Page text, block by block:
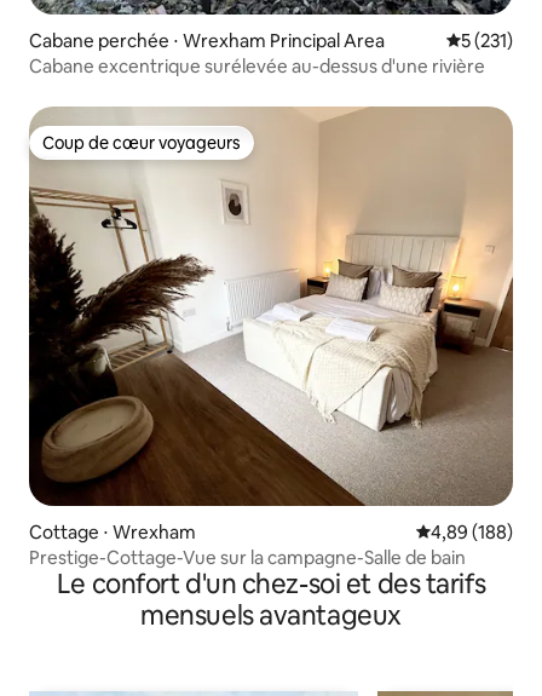
Cabane perchée ⋅ Wrexham Principal Area Évaluation
5 (231)
Cabane excentrique surélevée au-dessus d'une rivière
Coup de cœur voyageurs
Coup de cœur voyageurs
Cottage ⋅ Wrexham Évaluation
4,89 (188)
Prestige-Cottage-Vue sur la campagne-Salle de bain
Le confort d'un chez-soi et des tarifs
mensuels avantageux